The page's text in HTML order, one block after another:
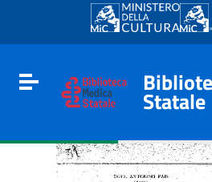
Go to content
Go to the navigation menu
Go to the footer
Toggle navigation
Statale